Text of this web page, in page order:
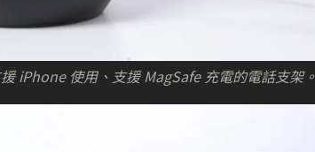
iPhone 使用、支援 MagSafe 充電的電話支架。